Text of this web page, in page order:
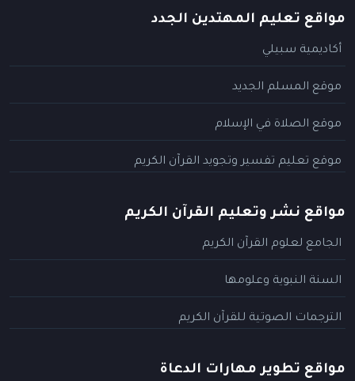
مواقع تعليم المهتدين الجدد
أكاديمية سبيلي
موقع المسلم الجديد
موقع الصلاة في الإسلام
موقع تعليم تفسير وتجويد القرآن الكريم
مواقع نشر وتعليم القرآن الكريم
الجامع لعلوم القرآن الكريم
السنة النبوية وعلومها
الترجمات الصوتية للقرآن الكريم
مواقع تطوير مهارات الدعاة